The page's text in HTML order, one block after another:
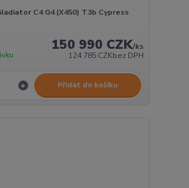
C4 G4 (X450) T3b Cypress
150 990 CZK/ks
124 785 CZKbez DPH
Přidat do košíku